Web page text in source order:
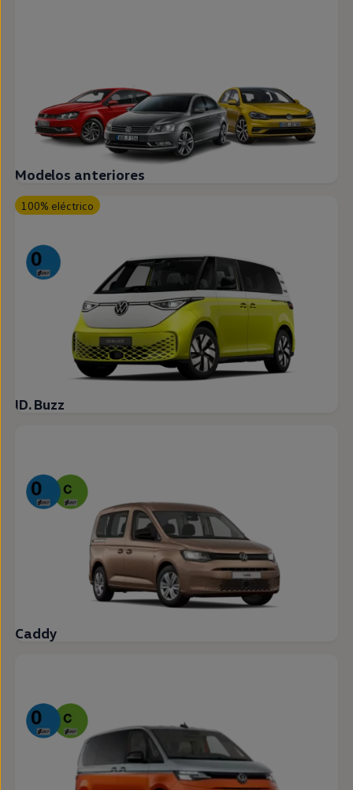
Modelos anteriores
100% eléctrico
ID. Buzz
Caddy